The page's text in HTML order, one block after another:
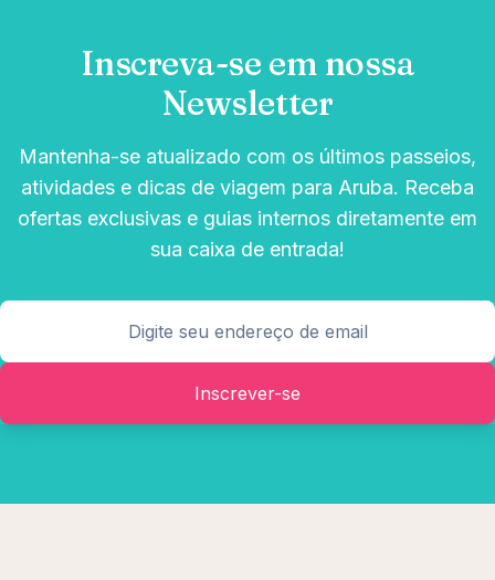
Inscreva-se em nossa
Newsletter
Mantenha-se atualizado com os últimos passeios,
atividades e dicas de viagem para Aruba. Receba
ofertas exclusivas e guias internos diretamente em
sua caixa de entrada!
Inscrever-se